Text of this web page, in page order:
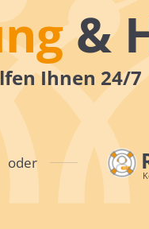
&
Ihnen 24/7
oder